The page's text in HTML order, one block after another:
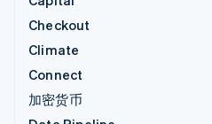
Checkout
Climate
Connect
加密货币